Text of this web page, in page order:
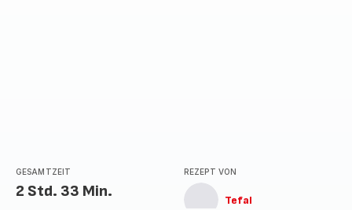
GESAMTZEIT
2 Std. 33 Min.
REZEPT VON
Tefal